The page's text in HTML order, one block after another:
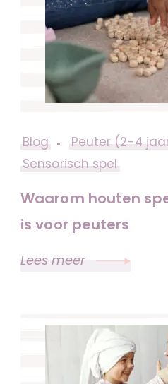
Blog
Peuter (2-4
Sensorisch spel
Waarom houten
is voor peuters
Lees meer